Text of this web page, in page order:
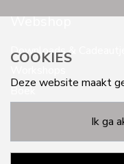
Webshop
Downloads &
Boek
COOKIES
Deze website maakt
ik ga